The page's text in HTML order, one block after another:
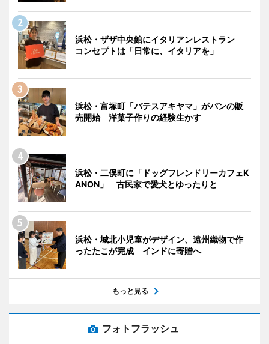
浜松・ザザ中央館にイタリアンレストラン
コンセプトは「日常に、イタリアを」
浜松・富塚町「パテスアキヤマ」がパンの販
売開始 洋菓子作りの経験生かす
浜松・二俣町に「ドッグフレンドリーカフェK
ANON」 古民家で愛犬とゆったりと
浜松・城北小児童がデザイン、遠州織物で作
ったたこが完成 インドに寄贈へ
もっと見る
フォトフラッシュ